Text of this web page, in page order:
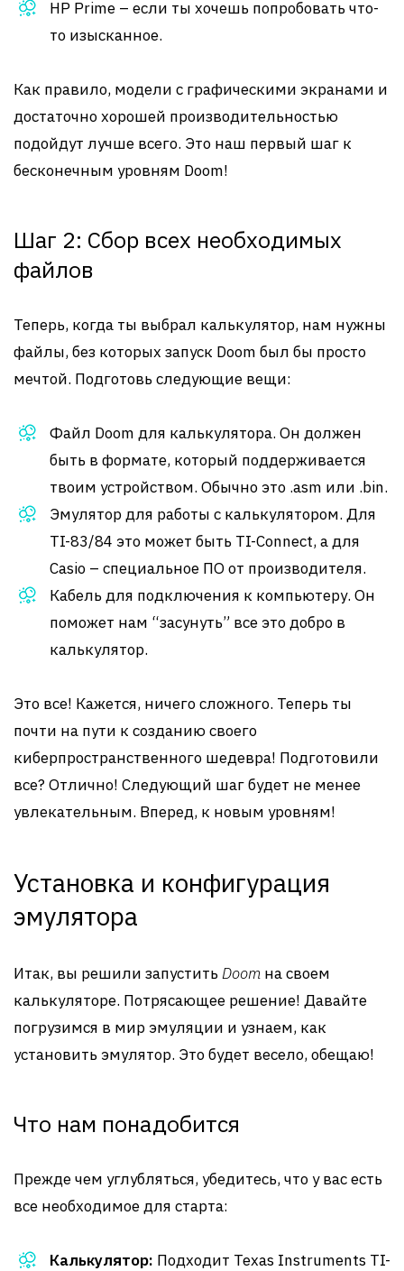
HP Prime – если ты хочешь попробовать что-
то изысканное.
Как правило, модели с графическими экранами и
достаточно хорошей производительностью
подойдут лучше всего. Это наш первый шаг к
бесконечным уровням Doom!
Шаг 2: Сбор всех необходимых
файлов
Теперь, когда ты выбрал калькулятор, нам нужны
файлы, без которых запуск Doom был бы просто
мечтой. Подготовь следующие вещи:
Файл Doom для калькулятора. Он должен
быть в формате, который поддерживается
твоим устройством. Обычно это .asm или .bin.
Эмулятор для работы с калькулятором. Для
TI-83/84 это может быть TI-Connect, а для
Casio – специальное ПО от производителя.
Кабель для подключения к компьютеру. Он
поможет нам “засунуть” все это добро в
калькулятор.
Это все! Кажется, ничего сложного. Теперь ты
почти на пути к созданию своего
киберпространственного шедевра! Подготовили
все? Отлично! Следующий шаг будет не менее
увлекательным. Вперед, к новым уровням!
Установка и конфигурация
эмулятора
Итак, вы решили запустить Doom на своем
калькуляторе. Потрясающее решение! Давайте
погрузимся в мир эмуляции и узнаем, как
установить эмулятор. Это будет весело, обещаю!
Что нам понадобится
Прежде чем углубляться, убедитесь, что у вас есть
все необходимое для старта:
Калькулятор: Подходит Texas Instruments TI-